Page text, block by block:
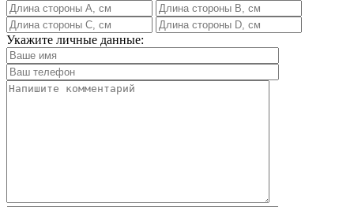
Укажите личные данные: